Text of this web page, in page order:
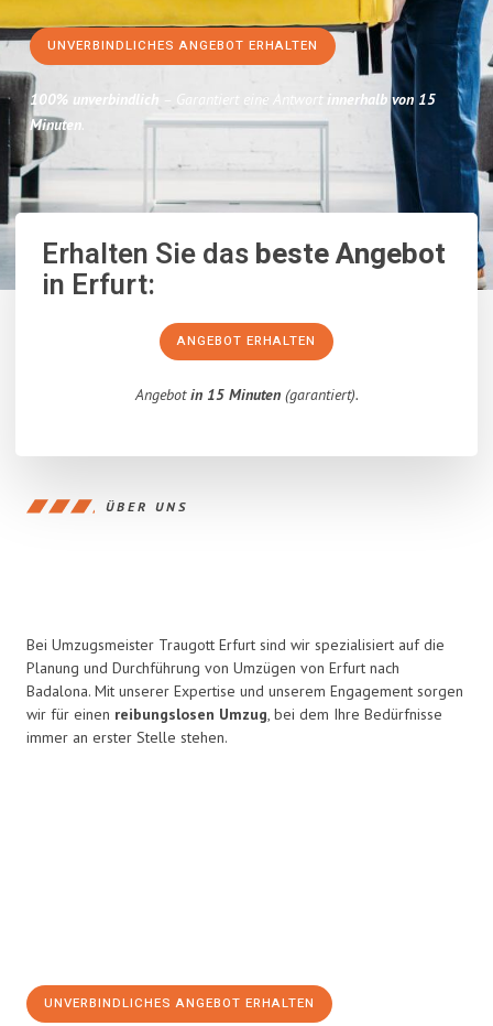
UNVERBINDLICHES ANGEBOT ERHALTEN
100% unverbindlich – Garantiert eine Antwort innerhalb von 15
Minuten.
Erhalten Sie dasbeste Angebot
in Erfurt:
ANGEBOT ERHALTEN
Angebotin 15 Minuten(garantiert).
ÜBER UNS
Bei Umzugsmeister Traugott Erfurt sind wir spezialisiert auf die
Planung und Durchführung von Umzügen von Erfurt nach
Badalona. Mit unserer Expertise und unserem Engagement sorgen
wir für einen reibungslosen Umzug, bei dem Ihre Bedürfnisse
immer an erster Stelle stehen.
UNVERBINDLICHES ANGEBOT ERHALTEN